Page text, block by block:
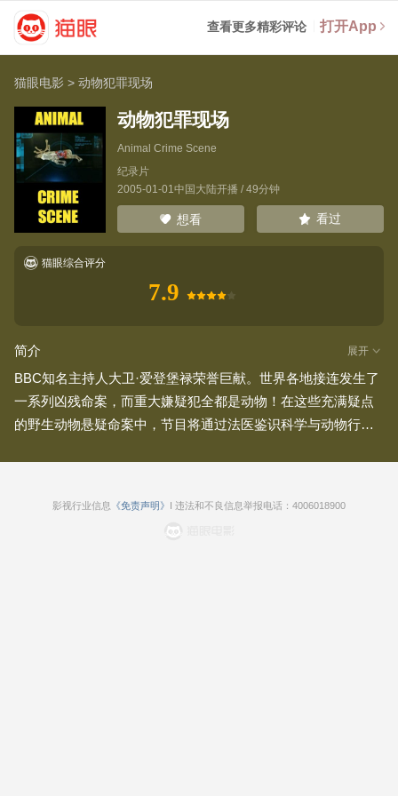
查看更多精彩评论 打开App
猫眼电影 >动物犯罪现场
动物犯罪现场
Animal Crime Scene
纪录片
2005-01-01中国大陆开播 / 49分钟
想看 看过
猫眼综合评分
7.9
简介 展开
BBC知名主持人大卫·爱登堡禄荣誉巨献。世界各地接连发生了
一系列凶残命案，而重大嫌疑犯全都是动物！在这些充满疑点
的野生动物悬疑命案中，节目将通过法医鉴识科学与动物行为
影视行业信息 《免责声明》 I 违法和不良信息举报电话：4006018900